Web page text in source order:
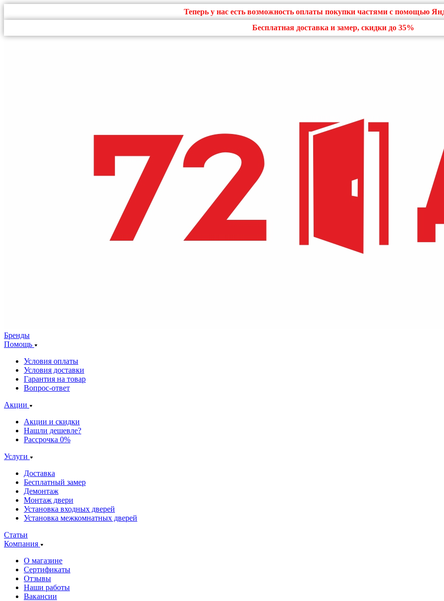
Теперь у нас есть возможность оплаты покупки частями с помощью
Бесплатная доставка и замер, скидки до 35%
Бренды
Помощь
Условия оплаты
Условия доставки
Гарантия на товар
Вопрос-ответ
Акции
Акции и скидки
Нашли дешевле?
Рассрочка 0%
Услуги
Доставка
Бесплатный замер
Демонтаж
Монтаж двери
Установка входных дверей
Установка межкомнатных дверей
Статьи
Компания
О магазине
Сертификаты
Отзывы
Наши работы
Вакансии